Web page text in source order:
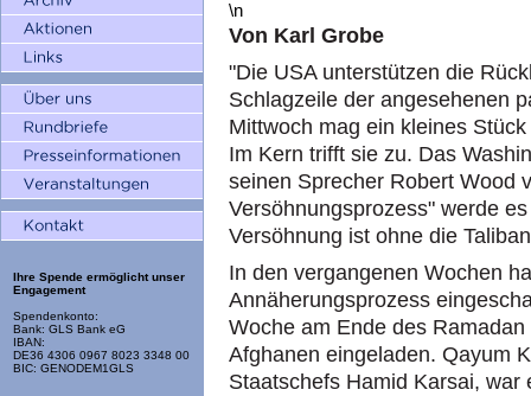
Ihre Spende ermöglicht unser
Engagement
Spendenkonto:
Bank: GLS Bank eG
IBAN:
DE36 4306 0967 8023 3348 00
BIC: GENODEM1GLS
\n
Von Karl Grobe
"Die USA unterstützen die
Schlagzeile der angesehenen
Mittwoch mag ein kleines
Im Kern trifft sie zu. Das
seinen Sprecher Robert Wood
Versöhnungsprozess" werde
Versöhnung ist ohne die
In den vergangenen Wochen
Annäherungsprozess
Woche am Ende des
Afghanen eingeladen. Qayum
Staatschefs Hamid Karsai,